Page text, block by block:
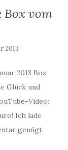
Box vom
2013
2013 Box
Glück und
Video:
Ich lade
genügt.